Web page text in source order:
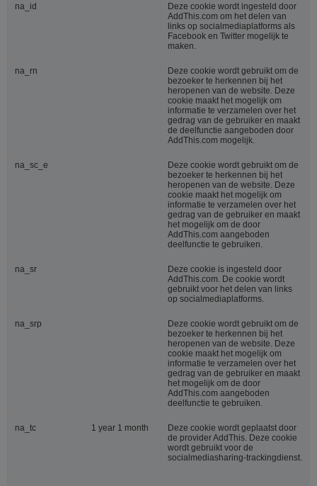
na_id
Deze cookie wordt ingesteld door
AddThis.com om het delen van
links op socialmediaplatforms als
Facebook en Twitter mogelijk te
maken.
na_rn
Deze cookie wordt gebruikt om de
bezoeker te herkennen bij het
heropenen van de website. Deze
cookie maakt het mogelijk om
informatie te verzamelen over het
gedrag van de gebruiker en maakt
de deelfunctie aangeboden door
AddThis.com mogelijk.
na_sc_e
Deze cookie wordt gebruikt om de
bezoeker te herkennen bij het
heropenen van de website. Deze
cookie maakt het mogelijk om
informatie te verzamelen over het
gedrag van de gebruiker en maakt
het mogelijk om de door
AddThis.com aangeboden
deelfunctie te gebruiken.
na_sr
Deze cookie is ingesteld door
AddThis.com. De cookie wordt
gebruikt voor het delen van links
op socialmediaplatforms.
na_srp
Deze cookie wordt gebruikt om de
bezoeker te herkennen bij het
heropenen van de website. Deze
cookie maakt het mogelijk om
informatie te verzamelen over het
gedrag van de gebruiker en maakt
het mogelijk om de door
AddThis.com aangeboden
deelfunctie te gebruiken.
na_tc 1 year 1 month
Deze cookie wordt geplaatst door
de provider AddThis. Deze cookie
wordt gebruikt voor de
socialmediasharing-trackingdienst.